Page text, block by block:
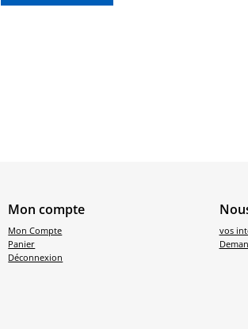
Mon compte
Mon Compte
Panier
Déconnexion
vos